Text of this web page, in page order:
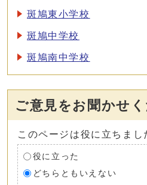
斑鳩東小学校
斑鳩中学校
斑鳩南中学校
ご意見をお聞かせ
このページは役に立ちまし
役に立った
どちらともいえない